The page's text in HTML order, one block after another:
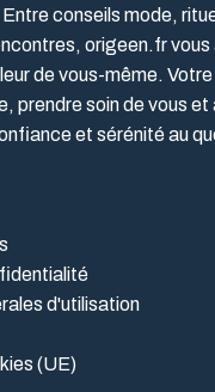
conseils mode,
origeen.fr
de vous-même.
prendre soin de vous et
et sérénité au
d'utilisation
(UE)